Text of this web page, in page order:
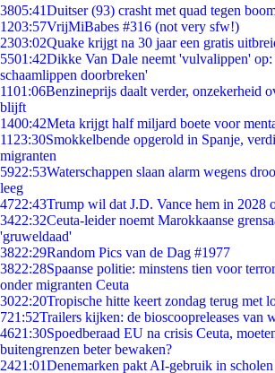
3805:41Duitser (93) crasht met quad tegen
1203:57VrijMiBabes #316 (not very sfw!)
2303:02Quake krijgt na 30 jaar een gratis
5501:42Dikke Van Dale neemt 'vulvalippen' op:
schaamlippen doorbreken'
1101:06Benzineprijs daalt verder, onzekerheid
blijft
1400:42Meta krijgt half miljard boete voor
11 23:30Smokkelbende opgerold in Spanje,
migranten
5922:53Waterschappen slaan alarm wegens
leeg
4722:43Trump wil dat J.D. Vance hem in 2028
3422:32Ceuta-leider noemt Marokkaanse
'gruweldaad'
3822:29Random Pics van de Dag #1977
3822:28Spaanse politie: minstens tien voor
onder migranten Ceuta
3022:20Tropische hitte keert zondag terug met
721:52Trailers kijken: de bioscoopreleases van
4621:30Spoedberaad EU na crisis Ceuta,
buitengrenzen beter bewaken?
2421:01Denemarken pakt AI-gebruik in